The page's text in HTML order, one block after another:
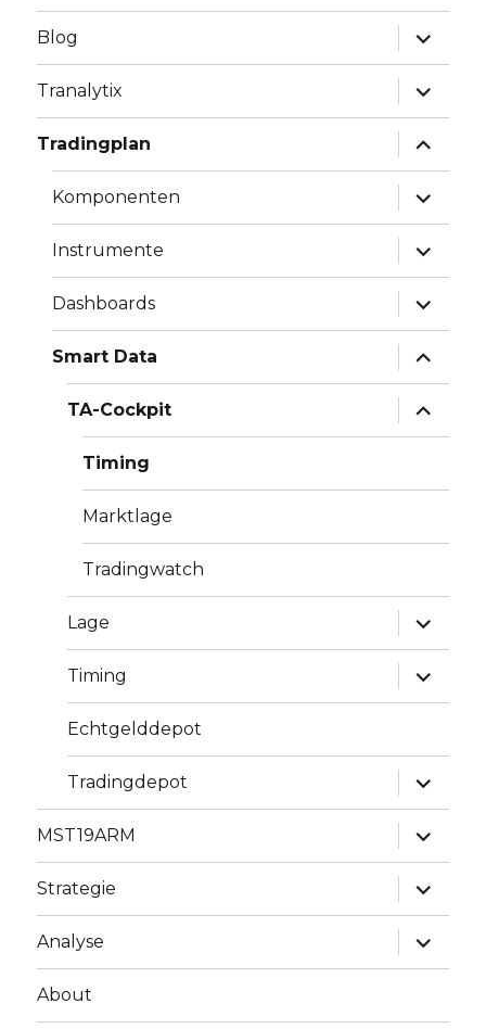
Blog
Tranalytix
Tradingplan
Komponenten
Instrumente
Dashboards
Smart Data
TA-Cockpit
Timing
Marktlage
Tradingwatch
Lage
Timing
Echtgelddepot
Tradingdepot
MST19ARM
Strategie
Analyse
About